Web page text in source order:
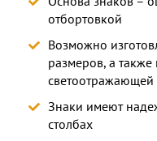
отбортовкой
Возможно
размеров, а
светоотражающей
Знаки имеют
столбах